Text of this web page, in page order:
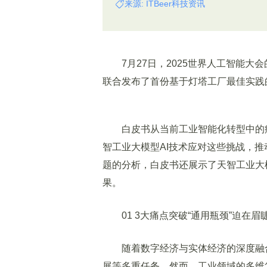
来源: ITBeer科技资讯
7月27日，2025世界人工智能大会
联合发布了首份基于灯塔工厂最佳实
白皮书从当前工业智能化转型中的
智工业大模型AI技术应对这些挑战，
题的分析，白皮书还展示了天智工业
果。
01 3大痛点突破“通用瓶颈”迫在眉
随着数字经济与实体经济的深度融